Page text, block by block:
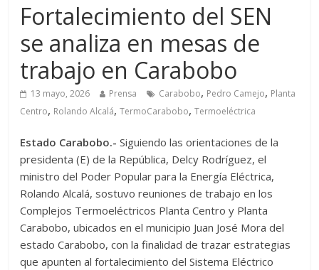
Fortalecimiento del SEN
se analiza en mesas de
trabajo en Carabobo
13 mayo, 2026 Prensa Carabobo, Pedro Camejo, Planta
Centro, Rolando Alcalá,TermoCarabobo,Termoeléctrica
Estado Carabobo.-Siguiendo las orientaciones de la
presidenta (E) de la República, Delcy Rodríguez, el
ministro del Poder Popular para la Energía Eléctrica,
Rolando Alcalá, sostuvo reuniones de trabajo en los
Complejos Termoeléctricos Planta Centro y Planta
Carabobo, ubicados en el municipio Juan José Mora del
estado Carabobo, con la finalidad de trazar estrategias
que apunten al fortalecimiento del Sistema Eléctrico